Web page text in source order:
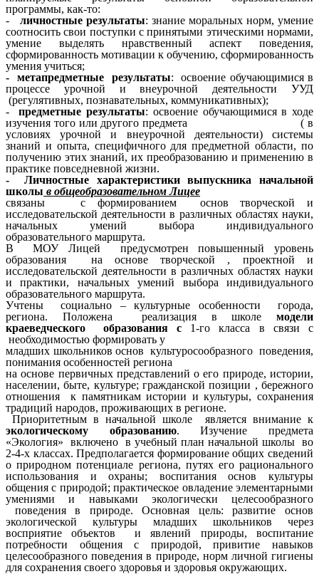
программы, как-то:
- личностные результаты: знание моральных норм, умение
соотносить свои поступки с принятыми этическими нормами,
умение выделять нравственный аспект поведения,
сформированность мотивации к обучению, сформированность
умения учиться;
- метапредметные результаты: освоение обучающимися в
процессе урочной и внеурочной деятельности УУД
(регулятивных, познавательных, коммуникативных);
-
предметные результаты: освоение обучающимися в ходе
изучения того или другого предмета ( в
условиях урочной и внеурочной деятельности) системы
знаний и опыта, специфичного для предметной области, по
получению этих знаний, их преобразованию и применению в
практике повседневной жизни.
- Личностные характеристики выпускника начальной
школы в общеобразовательном Лицее
связаны
с
формированием основ творческой и
исследовательской деятельности в различных областях науки,
начальных умений выбора индивидуального
образовательного маршрута.
В МОУ Лицей предусмотрен повышенный уровень
образования на основе творческой , проектной и
исследовательской деятельности в различных областях науки
и практики, начальных умений выбора индивидуального
образовательного маршрута.
Учтены социально – культурные особенности города,
региона. Положена реализация в школе модели
краеведческого образования с1-го класса в связи с
необходимостью формировать у
младших школьников основ культуросообразного поведения,
понимания особенностей региона
на основе первичных представлений о его природе, истории,
населении, быте, культуре; гражданской позиции , бережного
отношения к памятникам истории и культуры, сохранения
традиций народов, проживающих в регионе.
Приоритетным в начальной школе является внимание к
экологическому образованию. Изучение предмета
«Экология» включено в учебный план начальной школы во
2-4-х классах. Предполагается формирование общих сведений
о природном потенциале региона, путях его рационального
использования и охраны; воспитания основ культуры
общения с природой; практическое овладение элементарными
умениями и навыками экологически целесообразного
поведения в природе. Основная цель: развитие основ
экологической культуры младших школьников через
восприятие объектов и явлений природы, воспитание
потребности общения с природой, привитие навыков
целесообразного поведения в природе, норм личной гигиены
для сохранения своего здоровья и здоровья окружающих.